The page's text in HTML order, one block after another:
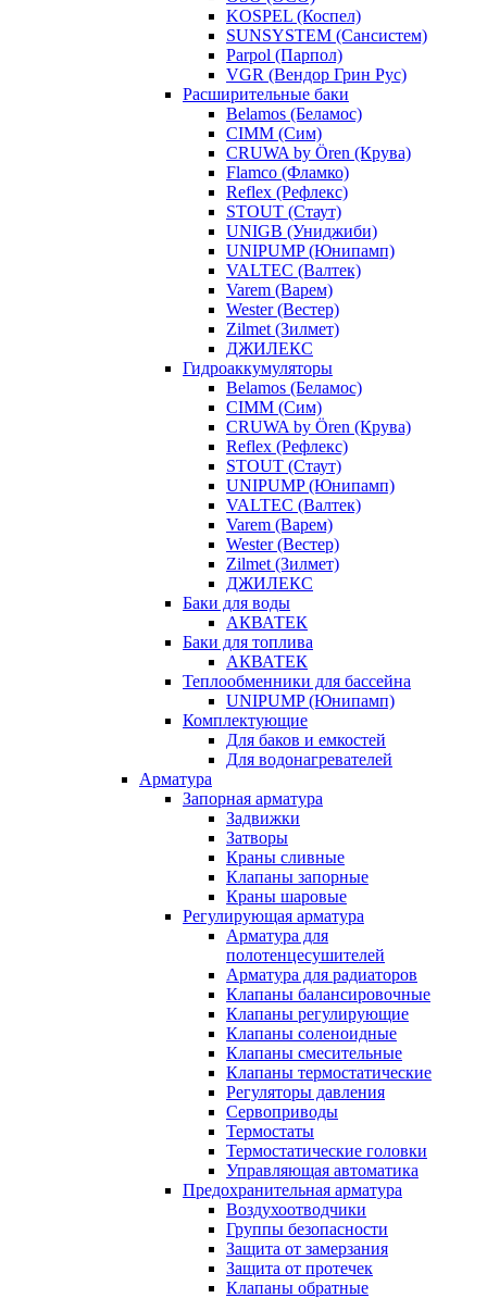
KOSPEL (Коспел)
SUNSYSTEM (Сансистем)
Parpol (Парпол)
VGR (Вендор Грин Рус)
Расширительные баки
Belamos (Беламос)
CIMM (Сим)
CRUWA by Ören (Крува)
Flamco (Фламко)
Reflex (Рефлекс)
STOUT (Стаут)
UNIGB (Униджиби)
UNIPUMP (Юнипамп)
VALTEC (Валтек)
Varem (Варем)
Wester (Вестер)
Zilmet (Зилмет)
ДЖИЛЕКС
Гидроаккумуляторы
Belamos (Беламос)
CIMM (Сим)
CRUWA by Ören (Крува)
Reflex (Рефлекс)
STOUT (Стаут)
UNIPUMP (Юнипамп)
VALTEC (Валтек)
Varem (Варем)
Wester (Вестер)
Zilmet (Зилмет)
ДЖИЛЕКС
Баки для воды
АКВАТЕК
Баки для топлива
АКВАТЕК
Теплообменники для бассейна
UNIPUMP (Юнипамп)
Комплектующие
Для баков и емкостей
Для водонагревателей
Арматура
Запорная арматура
Задвижки
Затворы
Краны сливные
Клапаны запорные
Краны шаровые
Регулирующая арматура
Арматура для
полотенцесушителей
Арматура для радиаторов
Клапаны балансировочные
Клапаны регулирующие
Клапаны соленоидные
Клапаны смесительные
Клапаны термостатические
Регуляторы давления
Сервоприводы
Термостаты
Термостатические головки
Управляющая автоматика
Предохранительная арматура
Воздухоотводчики
Группы безопасности
Защита от замерзания
Защита от протечек
Клапаны обратные